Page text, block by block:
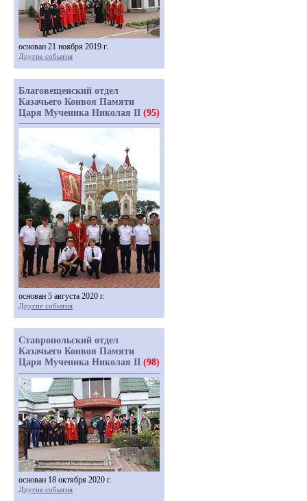
основан 21 ноября 2019 г.
Другие события
Благовещенский отдел
Казачьего Конвоя Памяти
Царя Мученика Николая II (95)
основан 5 августа 2020 г.
Другие события
Ставропольский отдел
Казачьего Конвоя Памяти
Царя Мученика Николая II (98)
основан 18 октября 2020 г.
Другие события